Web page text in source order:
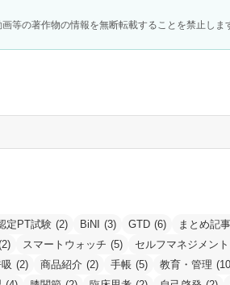
等の著作物の情報を無断転載することを禁止しま
定PT試験 (2) BiNI (3) GTD (6) まとめ記事
スマートウォッチ (5) セルフマネジメント
(2) 商品紹介 (2) 手帳 (5) 教育・管理